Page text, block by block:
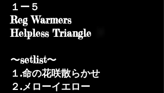
１ー５
Reg Warmers
Helpless Triangle
〜setlist〜
１.命の花咲散らかせ
２.メローイエロー